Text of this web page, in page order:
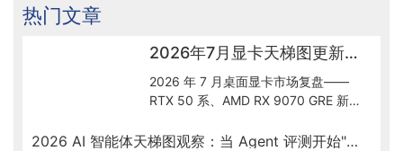
热门文章
2026年7月显卡天梯图更新解读：50系到底怎么选
2026 年 7 月桌面显卡市场复盘——
RTX 50 系、AMD RX 9070 GRE 新出
Spark ARM SoC 新形态，按预算帮你2026 AI 智能体天梯图观察：当 Agent 评测开始"去滤镜"